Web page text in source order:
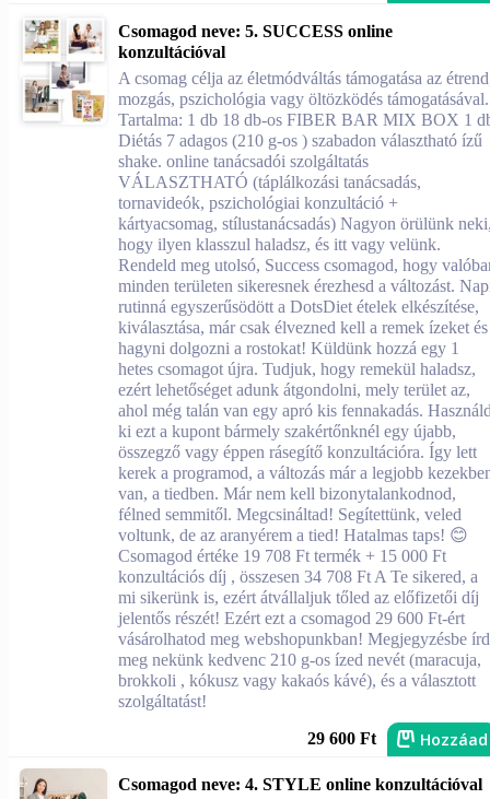
Csomagod neve: 5. SUCCESS online
konzultációval
A csomag célja az életmódváltás támogatása az
mozgás, pszichológia vagy öltözködés támogatásával.
Tartalma: 1 db 18 db-os FIBER BAR MIX BOX 1
Diétás 7 adagos (210 g-os ) szabadon választható ízű
shake. online tanácsadói szolgáltatás
VÁLASZTHATÓ (táplálkozási tanácsadás,
tornavideók, pszichológiai konzultáció +
kártyacsomag, stílustanácsadás) Nagyon örülünk
hogy ilyen klasszul haladsz, és itt vagy velünk.
Rendeld meg utolsó, Success csomagod, hogy
minden területen sikeresnek érezhesd a változást.
rutinná egyszerűsödött a DotsDiet ételek elkészítése,
kiválasztása, már csak élvezned kell a remek ízeket és
hagyni dolgozni a rostokat! Küldünk hozzá egy 1
hetes csomagot újra. Tudjuk, hogy remekül haladsz,
ezért lehetőséget adunk átgondolni, mely terület az,
ahol még talán van egy apró kis fennakadás.
ki ezt a kupont bármely szakértőnknél egy újabb,
összegző vagy éppen rásegítő konzultációra. Így lett
kerek a programod, a változás már a legjobb
van, a tiedben. Már nem kell bizonytalankodnod,
félned semmitől. Megcsináltad! Segítettünk, veled
voltunk, de az aranyérem a tied! Hatalmas taps! 😊
Csomagod értéke 19 708 Ft termék + 15 000 Ft
konzultációs díj , összesen 34 708 Ft A Te sikered, a
mi sikerünk is, ezért átvállaljuk tőled az előfizetői díj
jelentős részét! Ezért ezt a csomagod 29 600 Ft-ért
vásárolhatod meg webshopunkban! Megjegyzésbe írd
meg nekünk kedvenc 210 g-os ízed nevét (maracuja,
brokkoli , kókusz vagy kakaós kávé), és a választott
szolgáltatást!
29 600 Ft Hozzáad
Csomagod neve: 4. STYLE online konzultációval